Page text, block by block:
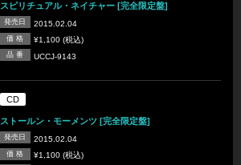
スピリチュアル・ネイチャー [完全限定盤]
発売日 2015.02.04
価 格 ¥1,100 (税込)
品 番 UCCJ-9143
CD
ストールン・モーメンツ [完全限定盤]
発売日 2015.02.04
価 格 ¥1,100 (税込)